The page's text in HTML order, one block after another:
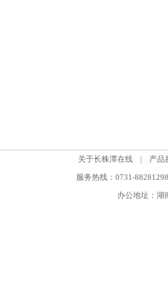
关于长株潭在线 | 产品
服务热线：0731-
办公地址：湖